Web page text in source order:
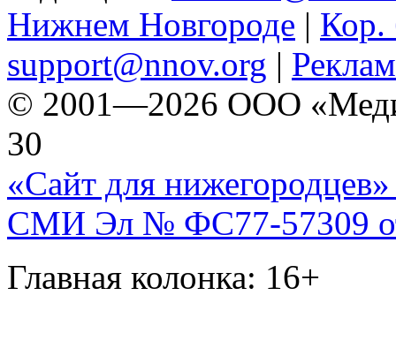
Нижнем Новгороде | Кор.
support@nnov.org |
© 2001—2026 ООО
30
«Сайт для нижегородцев»
СМИ Эл № ФС77-57309
Главная колонка: 16+